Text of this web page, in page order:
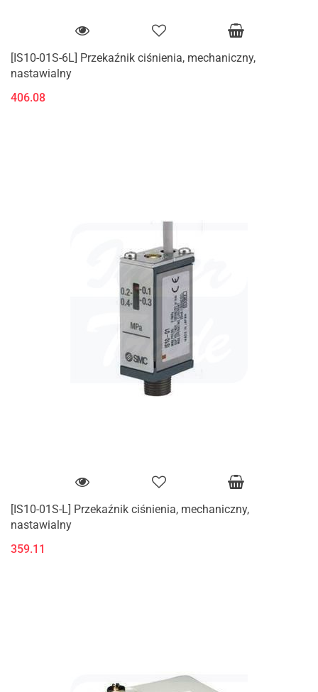
[IS10-01S-6L] Przekaźnik ciśnienia, mechaniczny,
nastawialny
406.08
[IS10-01S-L] Przekaźnik ciśnienia, mechaniczny,
nastawialny
359.11